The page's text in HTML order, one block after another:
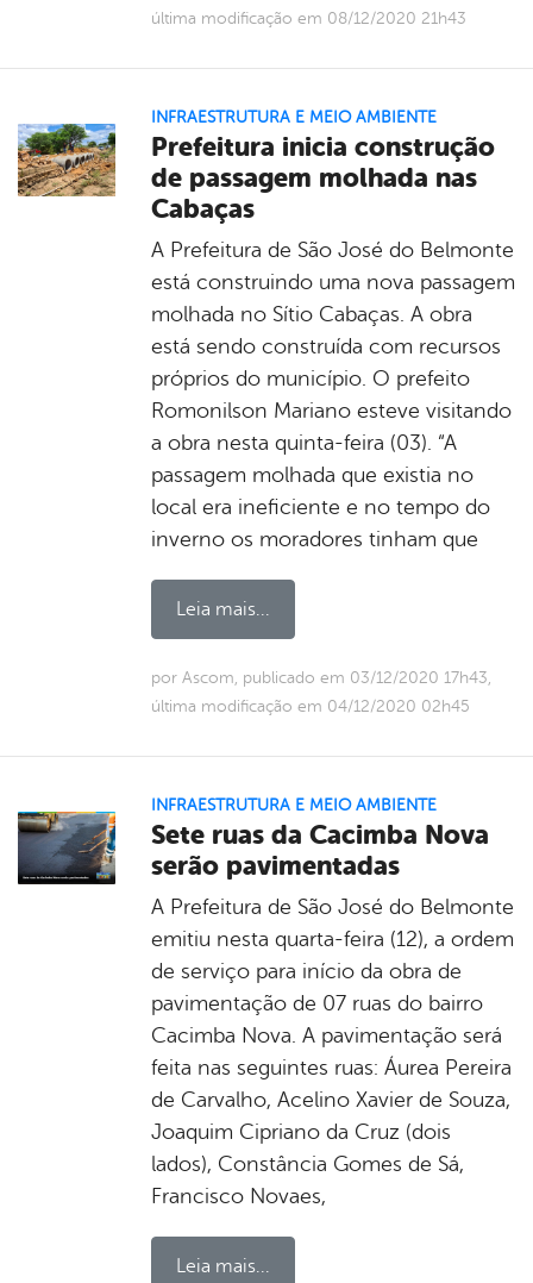
última modificação em 08/12/2020 21h43
INFRAESTRUTURA E MEIO AMBIENTE
Prefeitura inicia construção
de passagem molhada nas
Cabaças
A Prefeitura de São José do Belmonte
está construindo uma nova passagem
molhada no Sítio Cabaças. A obra
está sendo construída com recursos
próprios do município. O prefeito
Romonilson Mariano esteve visitando
a obra nesta quinta-feira (03). “A
passagem molhada que existia no
local era ineficiente e no tempo do
inverno os moradores tinham que
Leia mais...
por Ascom, publicado em 03/12/2020 17h43,
última modificação em 04/12/2020 02h45
INFRAESTRUTURA E MEIO AMBIENTE
Sete ruas da Cacimba Nova
serão pavimentadas
A Prefeitura de São José do Belmonte
emitiu nesta quarta-feira (12), a ordem
de serviço para início da obra de
pavimentação de 07 ruas do bairro
Cacimba Nova. A pavimentação será
feita nas seguintes ruas: Áurea Pereira
de Carvalho, Acelino Xavier de Souza,
Joaquim Cipriano da Cruz (dois
lados), Constância Gomes de Sá,
Francisco Novaes,
Leia mais...